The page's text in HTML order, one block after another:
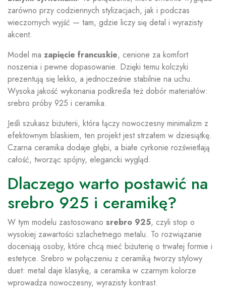
zarówno przy codziennych stylizacjach, jak i podczas
wieczornych wyjść — tam, gdzie liczy się detal i wyrazisty
akcent.
Model ma zapięcie francuskie, cenione za komfort
noszenia i pewne dopasowanie. Dzięki temu kolczyki
prezentują się lekko, a jednocześnie stabilnie na uchu.
Wysoka jakość wykonania podkreśla też dobór materiałów:
srebro próby 925 i ceramika.
Jeśli szukasz biżuterii, która łączy nowoczesny minimalizm z
efektownym blaskiem, ten projekt jest strzałem w dziesiątkę.
Czarna ceramika dodaje głębi, a białe cyrkonie rozświetlają
całość, tworząc spójny, elegancki wygląd.
Dlaczego warto postawić na
srebro 925 i ceramikę?
W tym modelu zastosowano srebro 925, czyli stop o
wysokiej zawartości szlachetnego metalu. To rozwiązanie
doceniają osoby, które chcą mieć biżuterię o trwałej formie i
estetyce. Srebro w połączeniu z ceramiką tworzy stylowy
duet: metal daje klasykę, a ceramika w czarnym kolorze
wprowadza nowoczesny, wyrazisty kontrast.